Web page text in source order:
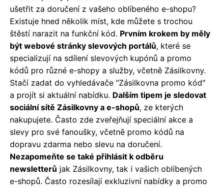
ušetřit za doručení z vašeho oblíbeného e-shopu?
Existuje hned několik míst, kde můžete s trochou
štěstí narazit na funkční kód. Prvním krokem by měly
být webové stránky slevových portálů, které se
specializují na sdílení slevových kupónů a promo
kódů pro různé e-shopy a služby, včetně Zásilkovny.
Stačí zadat do vyhledávače "Zásilkovna promo kód"
a projít si aktuální nabídku. Dalším tipem je sledovat
sociální sítě Zásilkovny a e-shopů, ze kterých
nakupujete. Často zde zveřejňují speciální akce a
slevy pro své fanoušky, včetně promo kódů na
dopravu zdarma nebo slevu na doručení.
Nezapomeňte se také přihlásit k odběru
newsletterů jak Zásilkovny, tak i vašich oblíbených
e-shopů. Často rozesílají exkluzivní nabídky a promo